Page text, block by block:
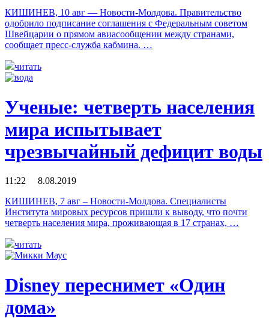
КИШИНЕВ, 10 авг — Новости-Молдова. Правительство
одобрило подписание соглашения с Федеральным советом
Швейцарии о прямом авиасообщении между странами,
сообщает пресс-служба кабмина. …
читать
Ученые: четверть населения
мира испытывает
чрезвычайный дефицит воды
11:22 8.08.2019
КИШИНЕВ, 7 авг – Новости-Молдова. Специалисты
Института мировых ресурсов пришли к выводу, что почти
четверть населения мира, проживающая в 17 странах, …
читать
Disney переснимет «Один
дома»